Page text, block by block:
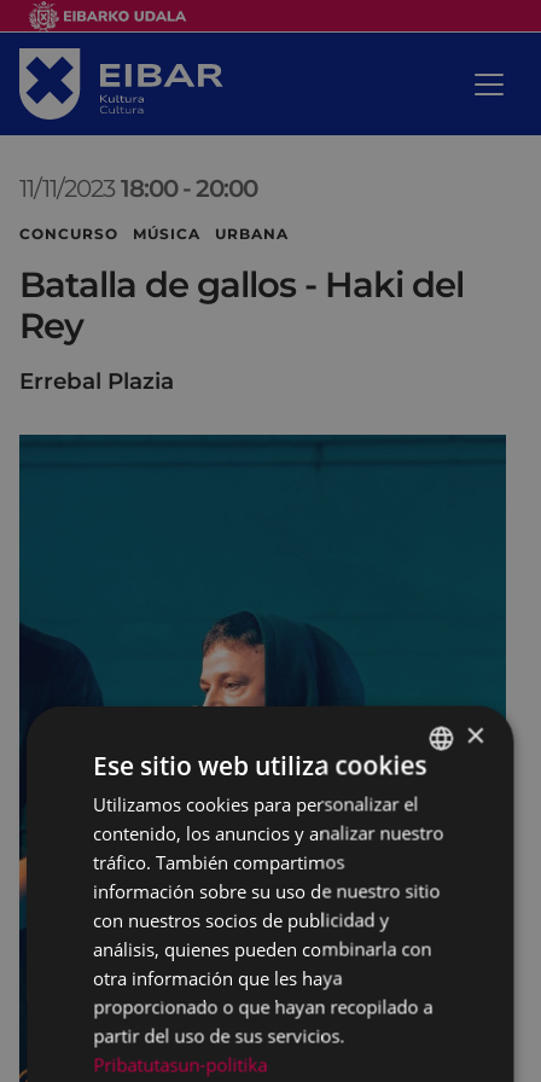
11/11/2023 18:00 -20:00
CONCURSO MÚSICA URBANA
Batalla de gallos - Haki del
Rey
Errebal Plazia
BASQUE
SPANISH
×
Ese sitio web utiliza cookies
Utilizamos cookies para personalizar el
contenido, los anuncios y analizar nuestro
tráfico. También compartimos
información sobre su uso de nuestro sitio
con nuestros socios de publicidad y
análisis, quienes pueden combinarla con
otra información que les haya
proporcionado o que hayan recopilado a
partir del uso de sus servicios.
Pribatutasun-politika